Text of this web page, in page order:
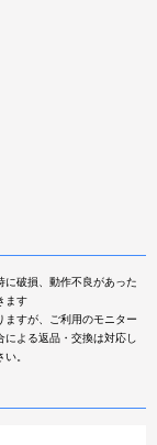
に破損、動作不良があった
ます
ますが、ご利用のモニター
よる返品・交換は対応し
。